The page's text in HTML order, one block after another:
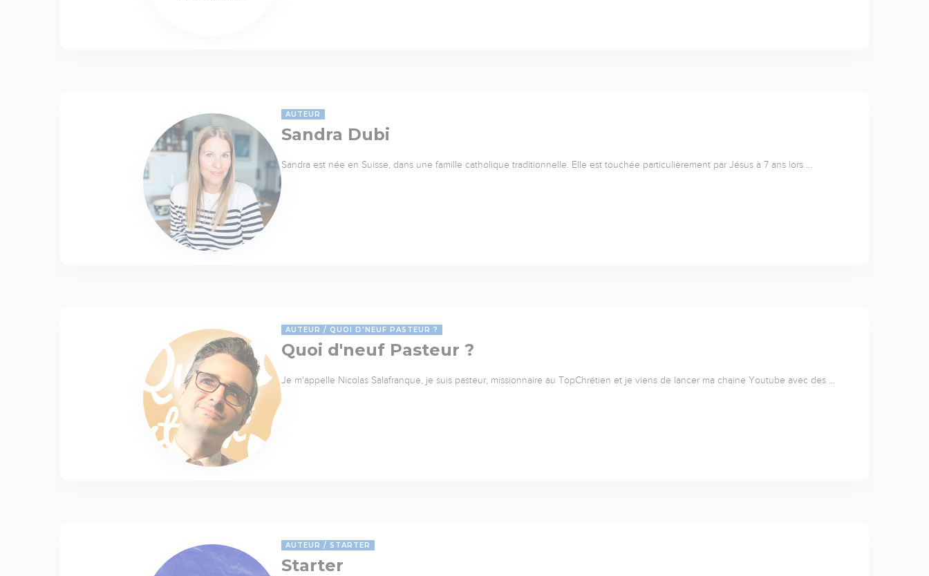
AUTEUR
Sandra Dubi
Sandra est née en Suisse, dans une famille catholique traditionnelle. Elle est touchée particulièrement par Jésus à 7 ans lors …
AUTEUR QUOI D'NEUF PASTEUR ?
Quoi d'neuf Pasteur ?
Je m'appelle Nicolas Salafranque, je suis pasteur, missionnaire au TopChrétien et je viens de lancer ma chaine Youtube avec des …
AUTEUR STARTER
Starter